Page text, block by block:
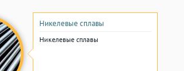
Никелевые сплавы
Никелевые сплавы